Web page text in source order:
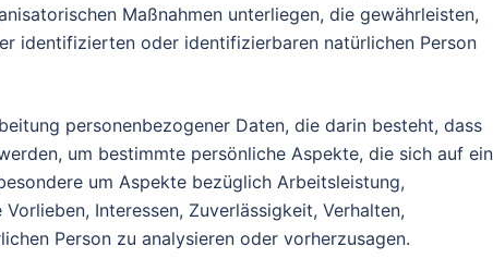
Maßnahmen unterliegen, die gewährleisten,
identifizierten oder identifizierbaren natürlichen Person
personenbezogener Daten, die darin besteht, dass
um bestimmte persönliche Aspekte, die sich auf
um Aspekte bezüglich Arbeitsleistung,
Interessen, Zuverlässigkeit, Verhalten,
Person zu analysieren oder vorherzusagen.